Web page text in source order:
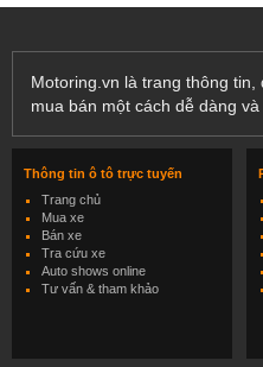
Motoring.vn là trang thông
mua bán một cách dễ dàng
Thông tin ô tô trực tuyến
Trang chủ
Mua xe
Bán xe
Tra cứu xe
Auto shows online
Tư vấn & tham khảo